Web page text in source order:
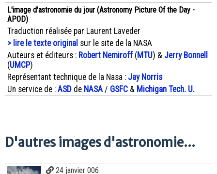
L'image d'astronomie du jour (Astronomy Picture Of the Day -
APOD)
Traduction réalisée par Laurent Laveder
> lire le texte original sur le site de la NASA
Auteurs et éditeurs : Robert Nemiroff(MTU) & Jerry Bonnell
(UMCP)
Représentant technique de la Nasa : Jay Norris
Un service de : ASD de NASA / GSFC & Michigan Tech. U.
D'autres images d'astronomie...
24 janvier 006